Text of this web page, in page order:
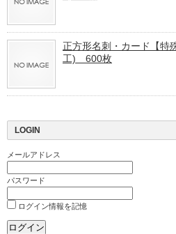
正方形名刺・カード【特
工) 600枚
LOGIN
メールアドレス
パスワード
ログイン情報を記憶